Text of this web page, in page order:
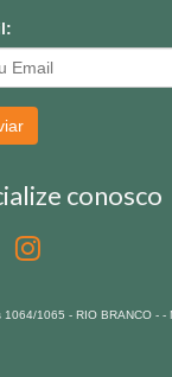
conosco
1065 - RIO BRANCO - -